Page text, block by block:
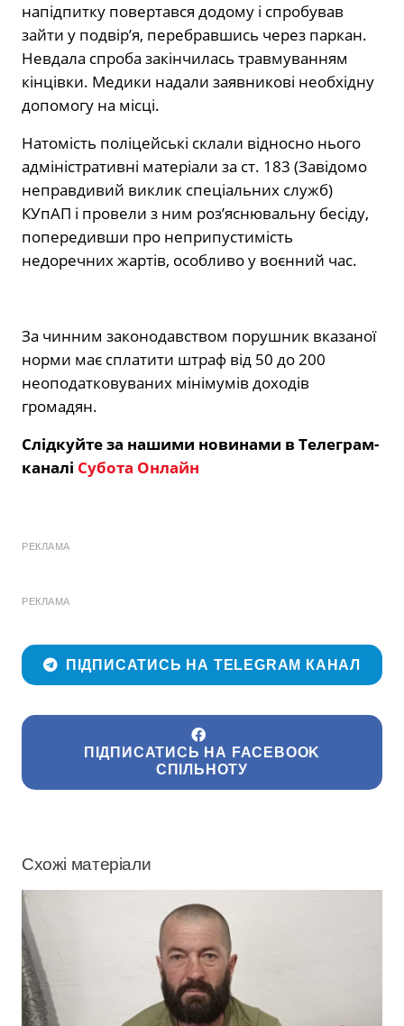
напідпитку повертався додому і спробував
зайти у подвір’я, перебравшись через паркан.
Невдала спроба закінчилась травмуванням
кінцівки. Медики надали заявникові необхідну
допомогу на місці.
Натомість поліцейські склали відносно нього
адміністративні матеріали за ст. 183 (Завідомо
неправдивий виклик спеціальних служб)
КУпАП і провели з ним роз’яснювальну бесіду,
попередивши про неприпустимість
недоречних жартів, особливо у воєнний час.
За чинним законодавством порушник вказаної
норми має сплатити штраф від 50 до 200
неоподатковуваних мінімумів доходів
громадян.
Слідкуйте за нашими новинами в Телеграм-
каналі Субота Онлайн
РЕКЛАМА
РЕКЛАМА
ПІДПИСАТИСЬ НА TELEGRAM КАНАЛ
ПІДПИСАТИСЬ НА FACEBOOK
СПІЛЬНОТУ
Схожі матеріали